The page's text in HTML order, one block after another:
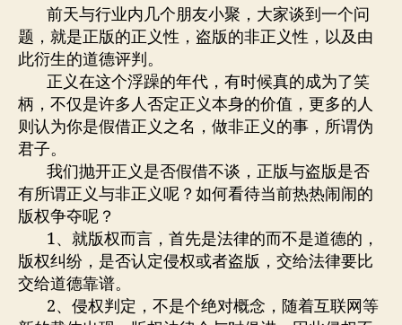
正
义
与
安
前天与行业内几个朋友小聚，大家谈到一个问
题，就是正版的正义性，盗版的非正义性，以及由
此衍生的道德评判。
正义在这个浮躁的年代，有时候真的成为了笑
柄，不仅是许多人否定正义本身的价值，更多的人
则认为你是假借正义之名，做非正义的事，所谓伪
君子。
我们抛开正义是否假借不谈，正版与盗版是否
有所谓正义与非正义呢？如何看待当前热热闹闹的
版权争夺呢？
1、就版权而言，首先是法律的而不是道德的，
版权纠纷，是否认定侵权或者盗版，交给法律要比
交给道德靠谱。
2、侵权判定，不是个绝对概念，随着互联网等